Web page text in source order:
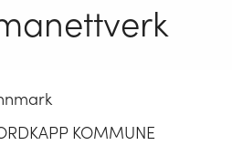
KOMMUNE